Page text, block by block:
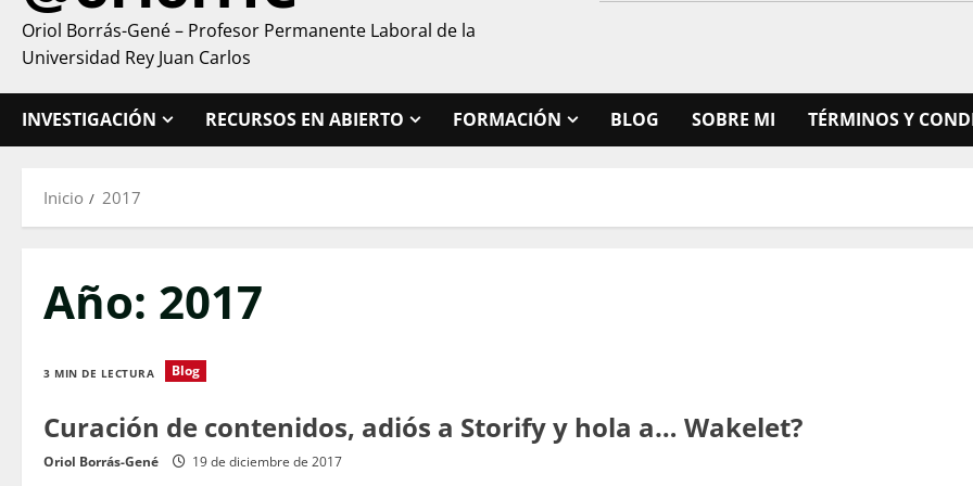
Oriol Borrás-Gené – Profesor Permanente Laboral de la
Universidad Rey Juan Carlos
INVESTIGACIÓN RECURSOS EN ABIERTO FORMACIÓN BLOG SOBRE MI TÉRMINOS Y
Inicio 2017
Año: 2017
3 MIN DE LECTURA Blog
Curación de contenidos, adiós a Storify y hola a… Wakelet?
Oriol Borrás-Gené 19 de diciembre de 2017